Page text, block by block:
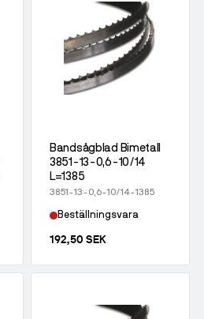
Bandsågblad Bimetall
3851-13-0,6-10/14
L=1385
3851-13-0,6-10/14-1385
Beställningsvara
192,50 SEK